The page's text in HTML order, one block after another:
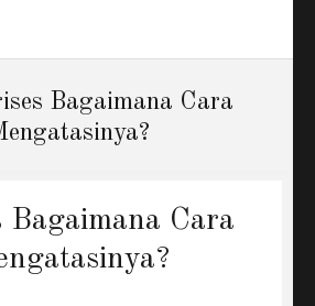
Bagaimana Cara
Bagaimana Cara